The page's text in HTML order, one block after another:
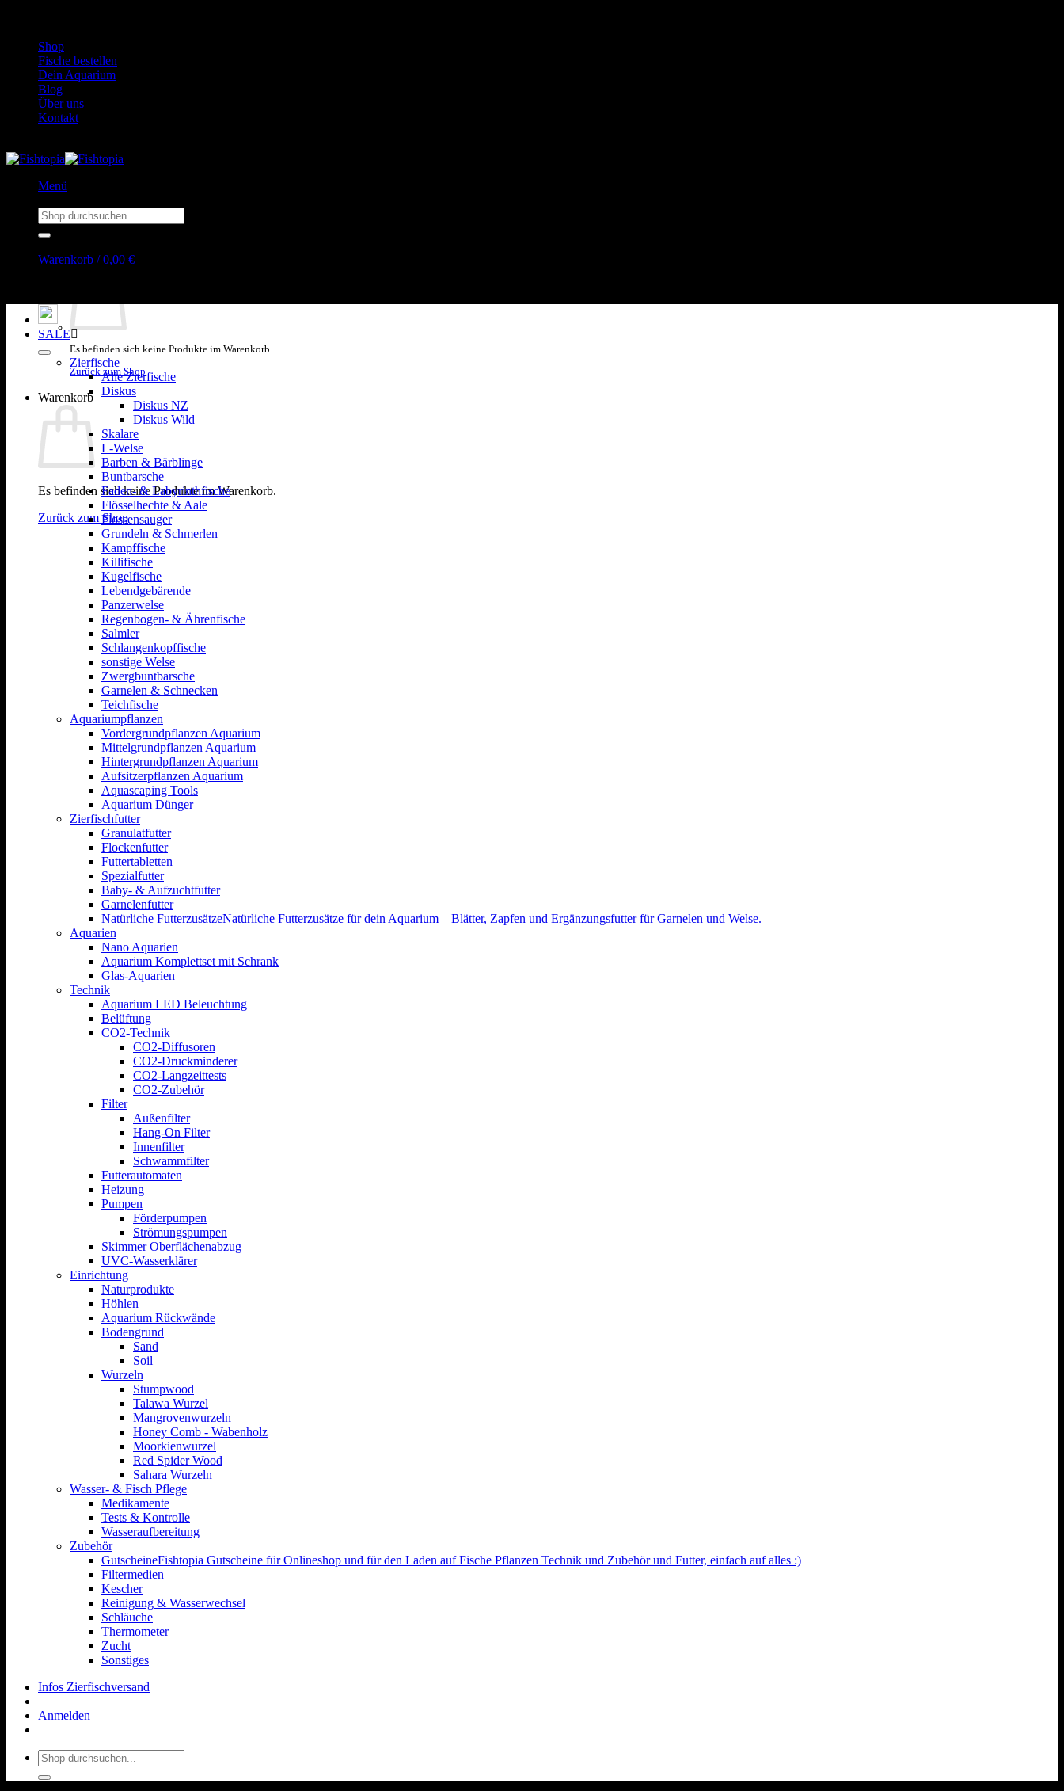
springenShop
Fische bestellen
Dein Aquarium
Blog
Über uns
Kontakt
Menü
Suchen
nach:
Warenkorb /0,00 €
Es befinden sich keine Produkte im Warenkorb.
Zurück zum Shop
Warenkorb
Es befinden sich keine Produkte im Warenkorb.
Zurück zum Shop
SALE
Zierfische
Alle Zierfische
Diskus
Diskus NZ
Diskus Wild
Skalare
L-Welse
Barben & Bärblinge
Buntbarsche
Faden- & Labyrinthfische
Flösselhechte & Aale
Flossensauger
Grundeln & Schmerlen
Kampffische
Killifische
Kugelfische
Lebendgebärende
Panzerwelse
Regenbogen- & Ährenfische
Salmler
Schlangenkopffische
sonstige Welse
Zwergbuntbarsche
Garnelen & Schnecken
Teichfische
Aquariumpflanzen
Vordergrundpflanzen Aquarium
Mittelgrundpflanzen Aquarium
Hintergrundpflanzen Aquarium
Aufsitzerpflanzen Aquarium
Aquascaping Tools
Aquarium Dünger
Zierfischfutter
Granulatfutter
Flockenfutter
Futtertabletten
Spezialfutter
Baby- & Aufzuchtfutter
Garnelenfutter
Natürliche FutterzusätzeNatürliche Futterzusätze für dein Aquarium – Blätter, Zapfen und Ergänzungsfutter für Garnelen und Welse.
Aquarien
Nano Aquarien
Aquarium Komplettset mit Schrank
Glas-Aquarien
Technik
Aquarium LED Beleuchtung
Belüftung
CO2-Technik
CO2-Diffusoren
CO2-Druckminderer
CO2-Langzeittests
CO2-Zubehör
Filter
Außenfilter
Hang-On Filter
Innenfilter
Schwammfilter
Futterautomaten
Heizung
Pumpen
Förderpumpen
Strömungspumpen
Skimmer Oberflächenabzug
UVC-Wasserklärer
Einrichtung
Naturprodukte
Höhlen
Aquarium Rückwände
Bodengrund
Sand
Soil
Wurzeln
Stumpwood
Talawa Wurzel
Mangrovenwurzeln
Honey Comb - Wabenholz
Moorkienwurzel
Red Spider Wood
Sahara Wurzeln
Wasser- & Fisch Pflege
Medikamente
Tests & Kontrolle
Wasseraufbereitung
Zubehör
GutscheineFishtopia Gutscheine für Onlineshop und für den Laden auf Fische Pflanzen Technik und Zubehör und Futter, einfach auf alles :)
Filtermedien
Kescher
Reinigung & Wasserwechsel
Schläuche
Thermometer
Zucht
Sonstiges
Infos Zierfischversand
Anmelden
Suchen
nach: